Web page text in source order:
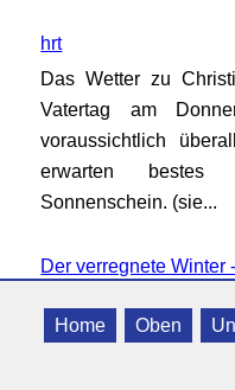
hrt
Das Wetter zu
Vatertag am
voraussichtlich
erwarten bestes
Sonnenschein. (sie...
Der verregnete Winter
nimmer.
Ein verregneter
Home Oben